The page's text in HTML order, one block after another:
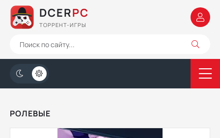
DCERPC
ТОРРЕНТ-ИГРЫ
РОЛЕВЫЕ